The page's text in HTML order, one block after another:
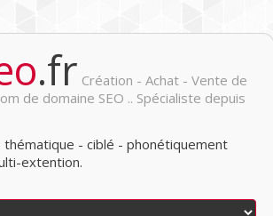
.fr Création - Achat - Vente de
de domaine SEO .. Spécialiste depuis
thématique - ciblé - phonétiquement
extention.